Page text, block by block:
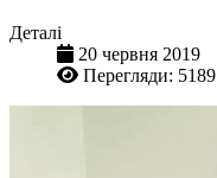
Деталі
20 червня 2019
Перегляди: 5189